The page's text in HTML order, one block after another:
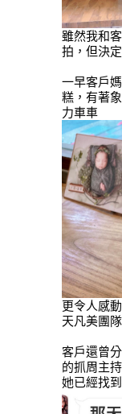
雖然我和
拍，但決
一早客戶
糕，有著
力車車
更令人感
天凡美團
客戶還曾
的抓周主
她已經找